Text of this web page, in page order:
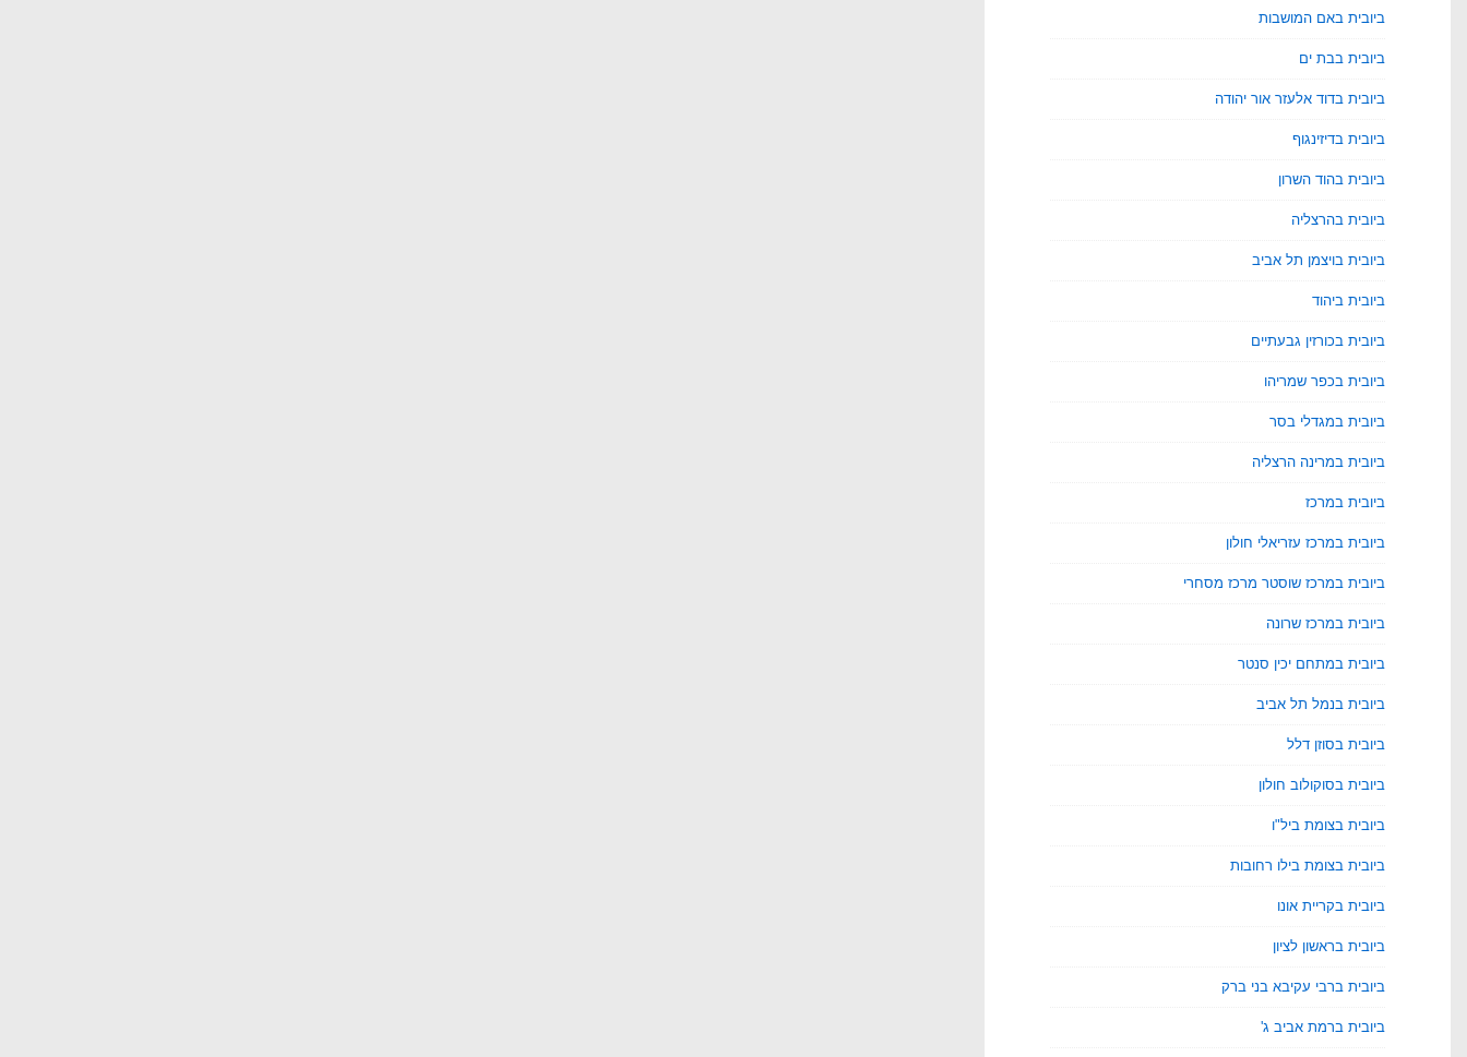
ביובית באם המושבות
ביובית בבת ים
ביובית בדוד אלעזר אור יהודה
ביובית בדיזינגוף
ביובית בהוד השרון
ביובית בהרצליה
ביובית בויצמן תל אביב
ביובית ביהוד
ביובית בכורזין גבעתיים
ביובית בכפר שמריהו
ביובית במגדלי בסר
ביובית במרינה הרצליה
ביובית במרכז
ביובית במרכז עזריאלי חולון
ביובית במרכז שוסטר מרכז מסחרי
ביובית במרכז שרונה
ביובית במתחם יכין סנטר
ביובית בנמל תל אביב
ביובית בסוזן דלל
ביובית בסוקולוב חולון
ביובית בצומת ביל"ו
ביובית בצומת בילו רחובות
ביובית בקריית אונו
ביובית בראשון לציון
ביובית ברבי עקיבא בני ברק
ביובית ברמת אביב ג'